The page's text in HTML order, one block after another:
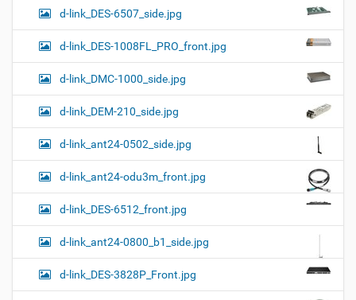
d-link_DES-6507_side.jpg
d-link_DES-1008FL_PRO_front.jpg
d-link_DMC-1000_side.jpg
d-link_DEM-210_side.jpg
d-link_ant24-0502_side.jpg
d-link_ant24-odu3m_front.jpg
d-link_DES-6512_front.jpg
d-link_ant24-0800_b1_side.jpg
d-link_DES-3828P_Front.jpg